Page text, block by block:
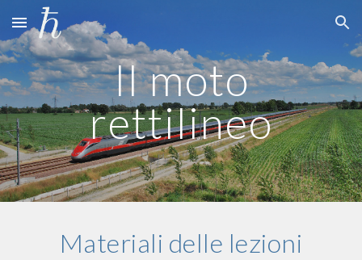
Skip to main content Skip to navigation
Il moto
rettilineo
Materiali delle lezioni